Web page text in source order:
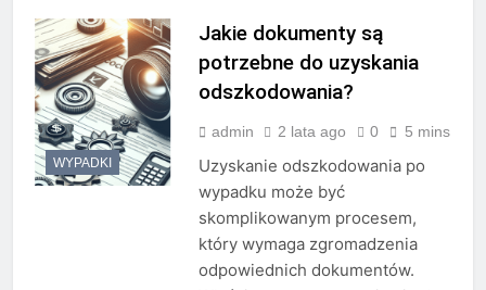
WYPADKI
Jakie dokumenty są
potrzebne do uzyskania
odszkodowania?
admin 2 lata ago 0 5 mins
Uzyskanie odszkodowania po
wypadku może być
skomplikowanym procesem,
który wymaga zgromadzenia
odpowiednich dokumentów.